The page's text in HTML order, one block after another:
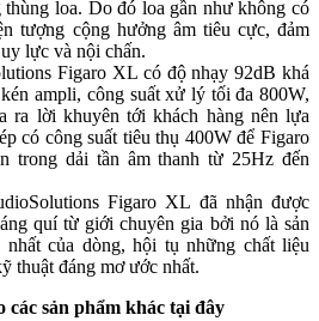
thùng loa. Do đó loa gần như không có
tượng cộng hưởng âm tiêu cực, đảm
lực và nội chấn.
Figaro XL có độ nhạy 92dB khá
ampli, công suất xử lý tối đa 800W,
ra lời khuyên tới khách hàng nên lựa
có công suất tiêu thụ 400W để Figaro
trong dải tần âm thanh từ 25Hz đến
Figaro XL đã nhận được
quí từ giới chuyên gia bởi nó là sản
nhất của dòng, hội tụ những chất liệu
thuật đáng mơ ước nhất.
các sản phẩm khác tại đây